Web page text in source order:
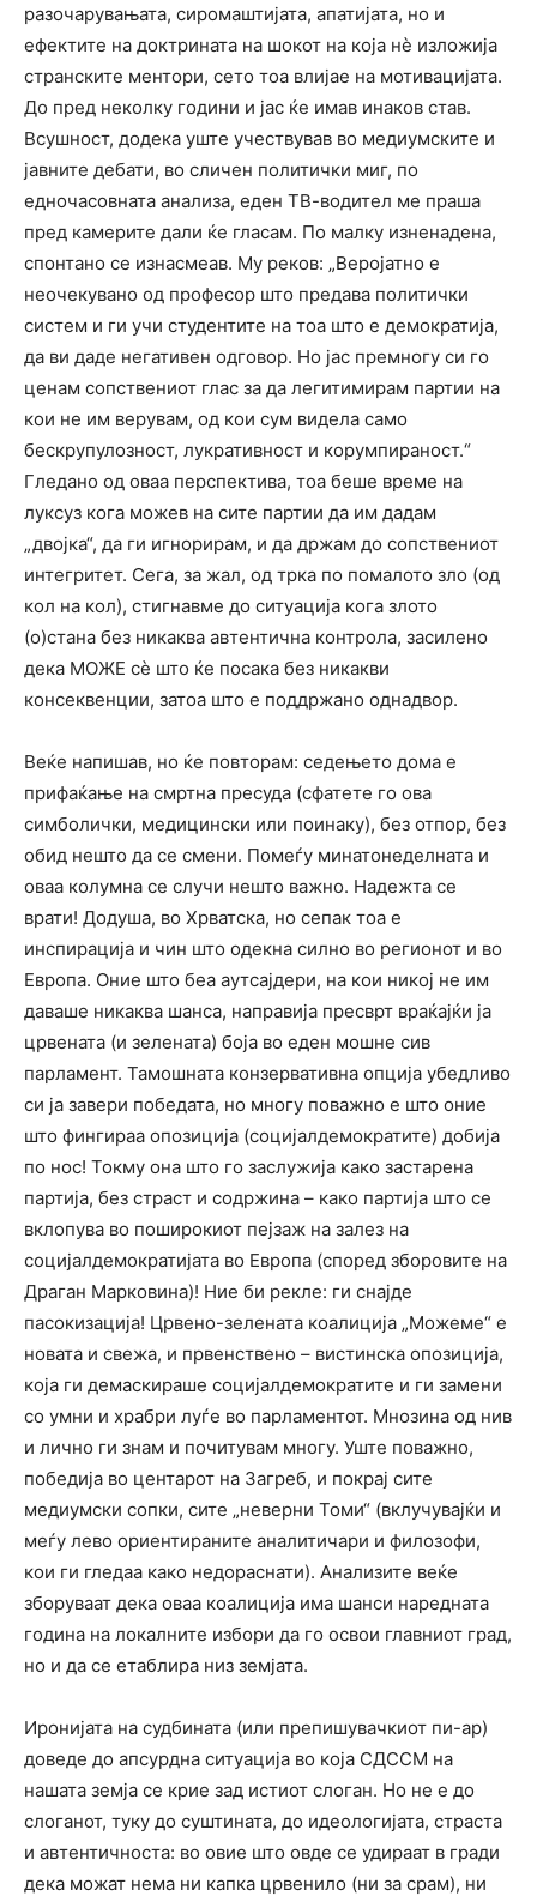
разочарувањата, сиромаштијата, апатијата, но и
ефектите на доктрината на шокот на која нѐ изложија
странските ментори, сето тоа влијае на мотивацијата.
До пред неколку години и јас ќе имав инаков став.
Всушност, додека уште учествував во медиумските и
јавните дебати, во сличен политички миг, по
едночасовната анализа, еден ТВ-водител ме праша
пред камерите дали ќе гласам. По малку изненадена,
спонтано се изнасмеав. Му реков: „Веројатно е
неочекувано од професор што предава политички
систем и ги учи студентите на тоа што е демократија,
да ви даде негативен одговор. Но јас премногу си го
ценам сопствениот глас за да легитимирам партии на
кои не им верувам, од кои сум видела само
бескрупулозност, лукративност и корумпираност.“
Гледано од оваа перспектива, тоа беше време на
луксуз кога можев на сите партии да им дадам
„двојка“, да ги игнорирам, и да држам до сопствениот
интегритет. Сега, за жал, од трка по помалото зло (од
кол на кол), стигнавме до ситуација кога злото
(о)стана без никаква автентична контрола, засилено
дека МОЖЕ сѐ што ќе посака без никакви
консеквенции, затоа што е поддржано однадвор.
Веќе напишав, но ќе повторам: седењето дома е
прифаќање на смртна пресуда (сфатете го ова
симболички, медицински или поинаку), без отпор, без
обид нешто да се смени. Помеѓу минатонеделната и
оваа колумна се случи нешто важно. Надежта се
врати! Додуша, во Хрватска, но сепак тоа е
инспирација и чин што одекна силно во регионот и во
Европа. Оние што беа аутсајдери, на кои никој не им
даваше никаква шанса, направија пресврт враќајќи ја
црвената (и зелената) боја во еден мошне сив
парламент. Тамошната конзервативна опција убедливо
си ја завери победата, но многу поважно е што оние
што фингираа опозиција (социјалдемократите) добија
по нос! Токму она што го заслужија како застарена
партија, без страст и содржина – како партија што се
вклопува во поширокиот пејзаж на залез на
социјалдемократијата во Европа (според зборовите на
Драган Марковина)! Ние би рекле: ги снајде
пасокизација! Црвено-зелената коалиција „Можеме“ е
новата и свежа, и првенствено – вистинска опозиција,
која ги демаскираше социјалдемократите и ги замени
со умни и храбри луѓе во парламентот. Мнозина од нив
и лично ги знам и почитувам многу. Уште поважно,
победија во центарот на Загреб, и покрај сите
медиумски сопки, сите „неверни Томи“ (вклучувајќи и
меѓу лево ориентираните аналитичари и филозофи,
кои ги гледаа како недораснати). Анализите веќе
зборуваат дека оваа коалиција има шанси наредната
година на локалните избори да го освои главниот град,
но и да се етаблира низ земјата.
Иронијата на судбината (или препишувачкиот пи-ар)
доведе до апсурдна ситуација во која СДССМ на
нашата земја се крие зад истиот слоган. Но не е до
слоганот, туку до суштината, до идеологијата, страста
и автентичноста: во овие што овде се удираат в гради
дека можат нема ни капка црвенило (ни за срам), ни